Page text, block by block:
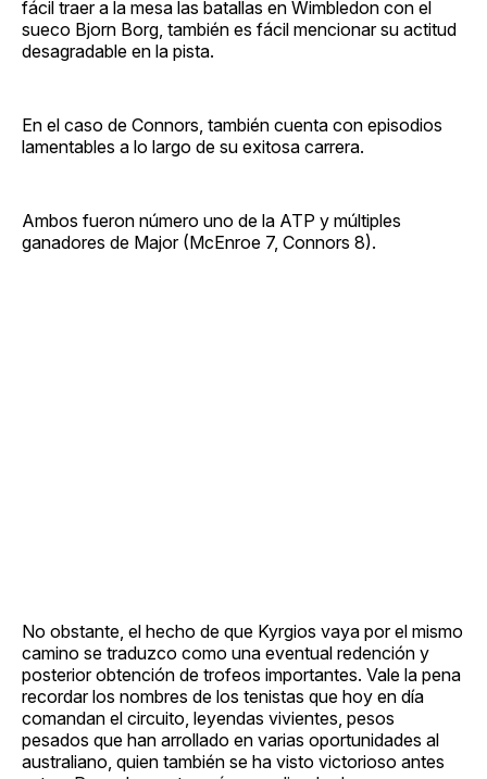
fácil traer a la mesa las batallas en Wimbledon con el
sueco Bjorn Borg, también es fácil mencionar su actitud
desagradable en la pista.
En el caso de Connors, también cuenta con episodios
lamentables a lo largo de su exitosa carrera.
Ambos fueron número uno de la ATP y múltiples
ganadores de Major (McEnroe 7, Connors 8).
No obstante, el hecho de que Kyrgios vaya por el mismo
camino se traduzco como una eventual redención y
posterior obtención de trofeos importantes. Vale la pena
recordar los nombres de los tenistas que hoy en día
comandan el circuito, leyendas vivientes, pesos
pesados que han arrollado en varias oportunidades al
australiano, quien también se ha visto victorioso antes